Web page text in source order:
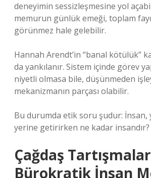
deneyimin sessizleşmesine yol
memurun günlük emeği, toplam
görünmez hale gelebilir.
Hannah Arendt’in “banal kötülük”
da yankılanır. Sistem içinde görev
niyetli olmasa bile, düşünmeden
mekanizmanın parçası olabilir.
Bu durumda etik soru şudur: İnsan,
yerine getirirken ne kadar insandır?
Çağdaş
Bürokratik İnsan